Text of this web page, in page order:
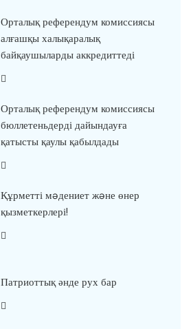
Орталық референдум комиссиясы
алғашқы халықаралық
байқаушыларды аккредиттеді
Орталық референдум комиссиясы
бюллетеньдерді дайындауға
қатысты қаулы қабылдады
Құрметті мəдениет жəне өнер
қызметкерлері!
Патриоттық әнде рух бар